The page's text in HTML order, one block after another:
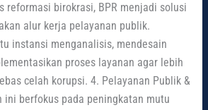
reformasi birokrasi, BPR menjadi solusi
alur kerja pelayanan publik.
instansi menganalisis, mendesain
proses layanan agar lebih
celah korupsi. 4. Pelayanan Publik &
ini berfokus pada peningkatan mutu